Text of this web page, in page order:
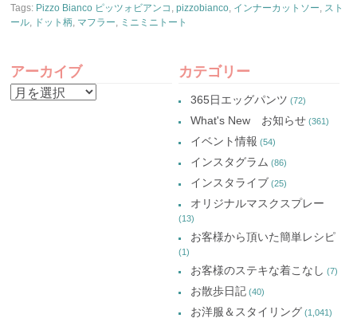
Tags: Pizzo Bianco ピッツォビアンコ ,pizzobianco インナーカットソー
スト
ール
ドット柄 マフラー ミニミニトート
アーカイブ
ア
カテゴリー
365日エッグパンツ (72)
What's New お知らせ(361)
イベント情報 (54)
インスタグラム (86)
インスタライブ (25)
オリジナルマスクスプレー
(13)
お客様から頂いた簡単レシピ
(1)
お客様のステキな着こなし (7)
お散歩日記(40)
お洋服＆スタイリング (1,041)